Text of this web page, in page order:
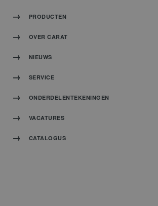
PRODUCTEN
OVER CARAT
NIEUWS
SERVICE
ONDERDELENTEKENINGEN
VACATURES
CATALOGUS